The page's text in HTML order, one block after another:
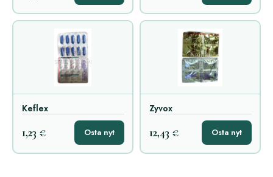
Keflex
1,23 € Osta nyt
Zyvox
12,43 € Osta nyt